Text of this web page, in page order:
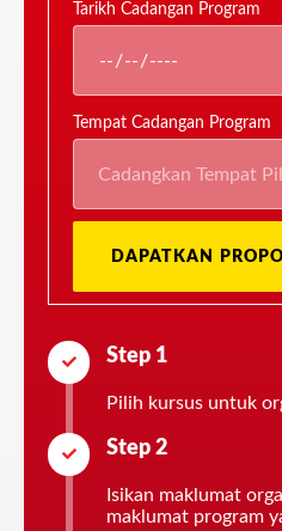
Tarikh Cadangan Program
Tempat Cadangan Program
DAPATKAN
Step 1
Pilih kursus untuk
Step 2
Isikan maklumat
maklumat program